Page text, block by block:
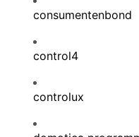
consumentenbond
control4
controlux